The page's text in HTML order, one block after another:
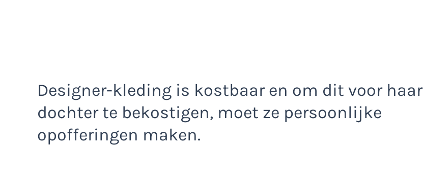
Designer-kleding is kostbaar en om dit voor haar
dochter te bekostigen, moet ze persoonlijke
opofferingen maken.